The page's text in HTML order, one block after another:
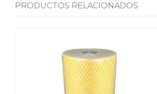
PRODUCTOS RELACIONADOS